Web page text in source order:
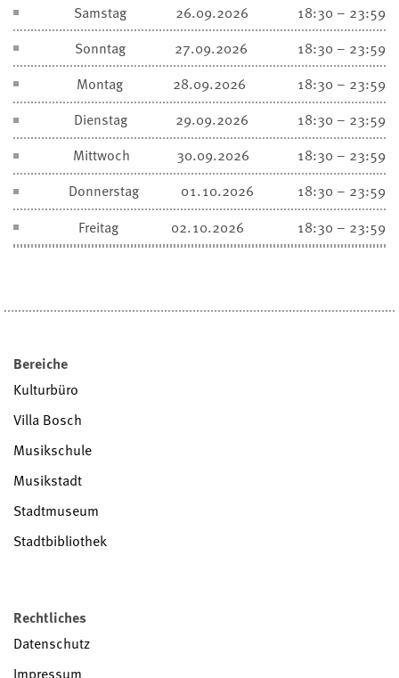
Samstag
26.09.2026
18:30 – 23:59
Sonntag
27.09.2026
18:30 – 23:59
Montag
28.09.2026
18:30 – 23:59
Dienstag
29.09.2026
18:30 – 23:59
Mittwoch
30.09.2026
18:30 – 23:59
Donnerstag
01.10.2026
18:30 – 23:59
Freitag
02.10.2026 18:30 – 23:59
Bereiche
Kulturbüro
Villa Bosch
Musikschule
Musikstadt
Stadtmuseum
Stadtbibliothek
Rechtliches
Datenschutz